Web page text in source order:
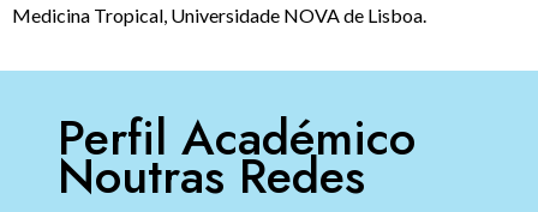
Medicina Tropical, Universidade NOVA de Lisboa.
Perfil Académico
Noutras Redes